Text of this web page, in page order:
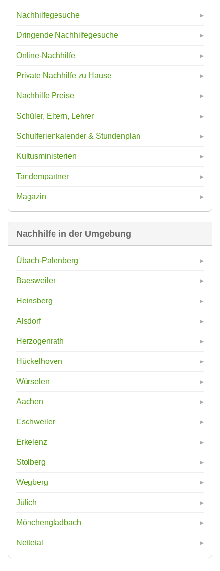
Nachhilfegesuche
Dringende Nachhilfegesuche
Online-Nachhilfe
Private Nachhilfe zu Hause
Nachhilfe Preise
Schüler, Eltern, Lehrer
Schulferienkalender & Stundenplan
Kultusministerien
Tandempartner
Magazin
Nachhilfe in der Umgebung
Übach-Palenberg
Baesweiler
Heinsberg
Alsdorf
Herzogenrath
Hückelhoven
Würselen
Aachen
Eschweiler
Erkelenz
Stolberg
Wegberg
Jülich
Mönchengladbach
Nettetal